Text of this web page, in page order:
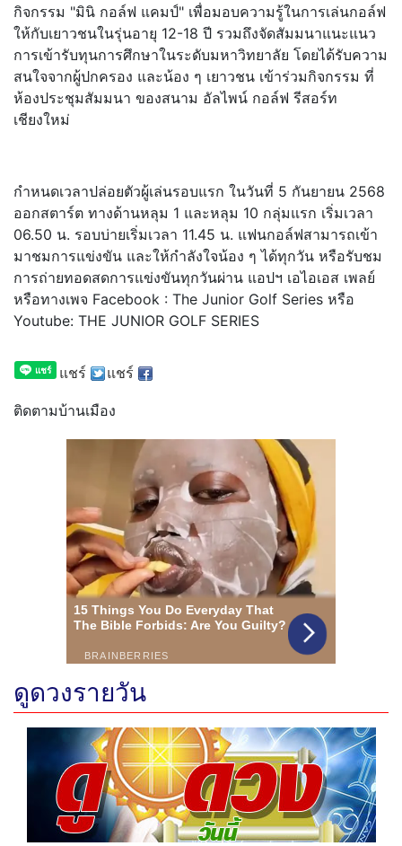
กิจกรรม "มินิ กอล์ฟ แคมป์" เพื่อมอบความรู้ในการเล่นกอล์ฟ
ให้กับเยาวชนในรุ่นอายุ 12-18 ปี รวมถึงจัดสัมมนาแนะแนว
การเข้ารับทุนการศึกษาในระดับมหาวิทยาลัย โดยได้รับความ
สนใจจากผู้ปกครอง และน้อง ๆ เยาวชน เข้าร่วมกิจกรรม ที่
ห้องประชุมสัมมนา ของสนาม อัลไพน์ กอล์ฟ รีสอร์ท
เชียงใหม่
กำหนดเวลาปล่อยตัวผู้เล่นรอบแรก ในวันที่ 5 กันยายน 2568
ออกสตาร์ต ทางด้านหลุม 1 และหลุม 10 กลุ่มแรก เริ่มเวลา
06.50 น. รอบบ่ายเริ่มเวลา 11.45 น. แฟนกอล์ฟสามารถเข้า
มาชมการแข่งขัน และให้กำลังใจน้อง ๆ ได้ทุกวัน หรือรับชม
การถ่ายทอดสดการแข่งขันทุกวันผ่าน แอปฯ เอไอเอส เพลย์
หรือทางเพจ Facebook : The Junior Golf Series หรือ
Youtube: THE JUNIOR GOLF SERIES
แชร์ แชร์
ติดตามบ้านเมือง
ดูดวงรายวัน